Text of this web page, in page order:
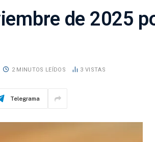
de 2025
2 MINUTOS LEÍDOS 3 VISTAS
Telegrama